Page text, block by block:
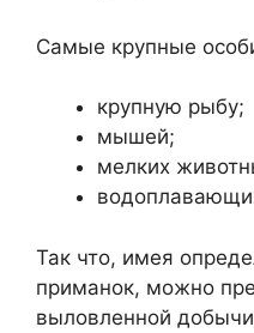
Самые крупные
крупную рыбу;
мышей;
мелких
Так что, имея
приманок, можно
выловленной